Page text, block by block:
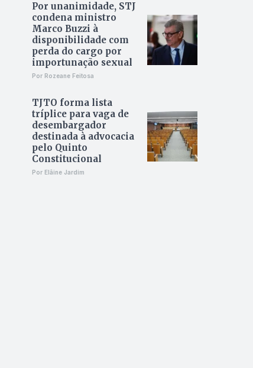
Por unanimidade, STJ
condena ministro
Marco Buzzi à
disponibilidade com
perda do cargo por
importunação sexual
Por Rozeane Feitosa
TJTO forma lista
tríplice para vaga de
desembargador
destinada à advocacia
pelo Quinto
Constitucional
Por Elâine Jardim